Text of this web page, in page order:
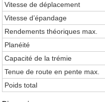
Vitesse de déplacement
Vitesse d’épandage
Rendements théoriques max.
Planéité
Capacité de la trémie
Tenue de route en pente max.
Poids total